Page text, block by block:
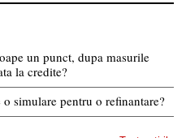
un punct, dupa masurile
la credite?
simulare pentru o refinantare?